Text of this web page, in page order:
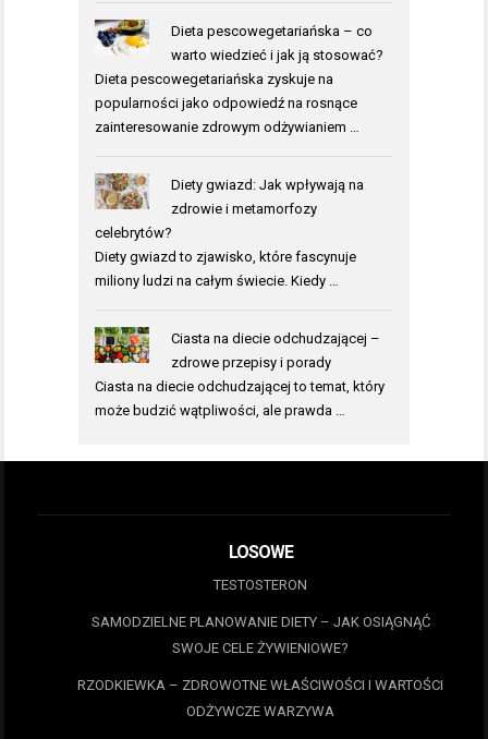
Dieta pescowegetariańska – co
warto wiedzieć i jak ją stosować?
Dieta pescowegetariańska zyskuje na
popularności jako odpowiedź na rosnące
zainteresowanie zdrowym odżywianiem …
Diety gwiazd: Jak wpływają na
zdrowie i metamorfozy
celebrytów?
Diety gwiazd to zjawisko, które fascynuje
miliony ludzi na całym świecie. Kiedy …
Ciasta na diecie odchudzającej –
zdrowe przepisy i porady
Ciasta na diecie odchudzającej to temat, który
może budzić wątpliwości, ale prawda …
LOSOWE
TESTOSTERON
SAMODZIELNE PLANOWANIE DIETY – JAK OSIĄGNĄĆ
SWOJE CELE ŻYWIENIOWE?
RZODKIEWKA – ZDROWOTNE WŁAŚCIWOŚCI I WARTOŚCI
ODŻYWCZE WARZYWA